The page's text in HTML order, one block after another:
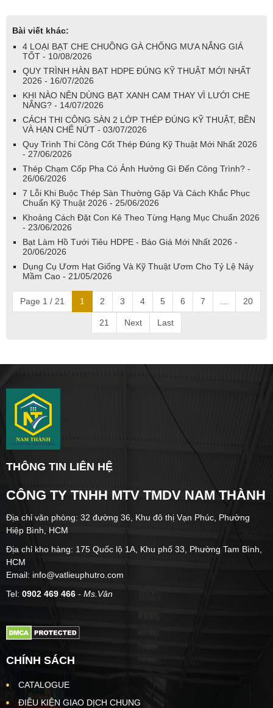
Bài viết khác:
4 LOẠI BẠT CHE CHUỒNG GÀ CHỐNG MƯA NẮNG GIÁ
TỐT - 10/08/2026
QUY TRÌNH HÀN BẠT HDPE ĐÚNG KỸ THUẬT MỚI NHẤT
2026 - 16/07/2026
KHI NÀO NÊN DÙNG BẠT XANH CAM THAY VÌ LƯỚI CHE
NẮNG? - 14/07/2026
CÁCH THI CÔNG SÀN 2 LỚP THÉP ĐÚNG KỸ THUẬT, BỀN
VÀ HẠN CHẾ NỨT - 03/07/2026
Quy Trình Thi Công Cốt Thép Đúng Kỹ Thuật Mới Nhất 2026
- 27/06/2026
Thép Chạm Cốp Pha Có Ảnh Hưởng Gì Đến Công Trình? -
26/06/2026
7 Lỗi Khi Buộc Thép Sàn Thường Gặp Và Cách Khắc Phục
Chuẩn Kỹ Thuật 2026 - 25/06/2026
Khoảng Cách Đặt Con Kê Theo Từng Hạng Mục Chuẩn 2026
- 23/06/2026
Bạt Làm Hồ Tưới Tiêu HDPE - Báo Giá Mới Nhất 2026 -
20/06/2026
Dụng Cụ Ươm Hạt Giống Và Kỹ Thuật Ươm Cho Tỷ Lệ Nảy
Mầm Cao - 21/05/2026
Page 1 / 21 1 2 3 4 5 6 7 20
21 Next Last
THÔNG TIN LIÊN HỆ
CÔNG TY TNHH MTV TMDV NAM THÀNH
Địa chỉ văn phòng: 32 đường 36, Khu đô thị Vạn Phúc, Phường
Hiệp Bình, HCM
Địa chỉ kho hàng: 175 Quốc lộ 1A, Khu phố 33, Phường Tam Bình,
HCM
Email: info@vatlieuphutro.com
Tel: 0902 469 466 - Ms.Vân
CHÍNH SÁCH
CATALOGUE
ĐIỀU KIỆN GIAO DỊCH CHUNG